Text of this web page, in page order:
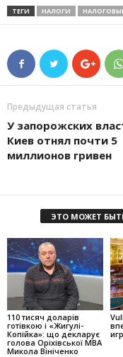
ТЕГИ НАЛОГИ
Предыдущая статья
У запорожских
Киев отнял почти 5
миллионов гривен
ЭТО МОЖЕТ
110 тисяч доларів
готівкою і «Жигулі-
Копійка»: що декларує
голова Оріхівської МВА
Микола Вініченко